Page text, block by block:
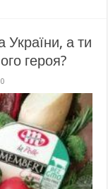
України, а ти
героя?
0